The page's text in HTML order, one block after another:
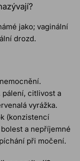
jako; vaginální
drozd.
pálení, citlivost a
vyrážka.
(konzistencí
a nepříjemné
při močení.